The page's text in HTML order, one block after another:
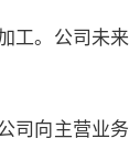
工。公司未
司向主营业